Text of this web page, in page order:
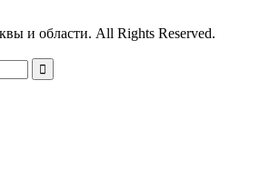
и области. All Rights Reserved.